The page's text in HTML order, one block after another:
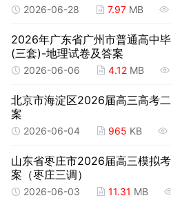
2026-06-28 7.97 MB
2026年广东省广州市普通高中
(三套)-地理试卷及答案
2026-06-06 4.12 MB
北京市海淀区2026届高三高考
案
2026-06-04 965 KB
山东省枣庄市2026届高三模拟
案（枣庄三调）
2026-06-03 11.31 MB